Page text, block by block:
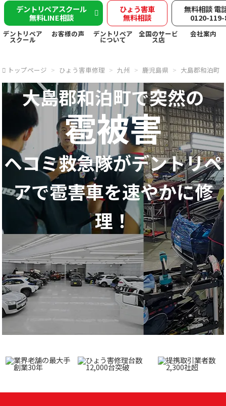
デントリペアスクール
無料LINE相談
ひょう害車
無料相談
無料相談 電
0120-
デントリペア
スクール
お客様の声 デントリペア
について
全国のサービ
ス店
会社案内
トップページ ひょう害車修理 九州 鹿児島県 大島郡和泊町
大島郡和泊町で突然の
雹被害
ヘコミ救急隊がデントリペ
アで雹害車を速やかに修
理！